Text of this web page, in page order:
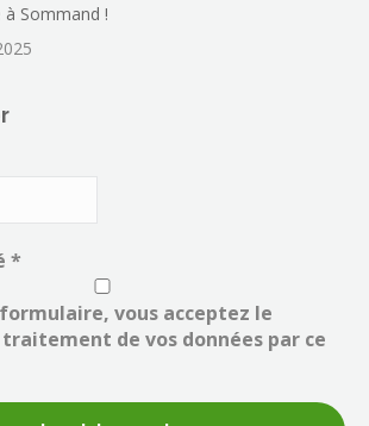
à Sommand !
*
vous acceptez le
de vos données par ce